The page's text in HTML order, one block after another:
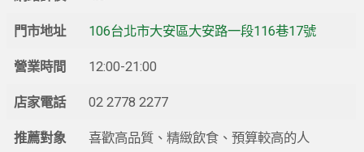
門市地址 106台北市大安區大安路一段116巷17號
營業時間 12:00-21:00
店家電話 02 2778 2277
推薦對象 喜歡高品質、精緻飲食、預算較高的人